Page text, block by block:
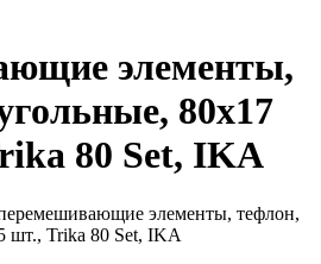
элементы,
80x17
80 Set, IKA